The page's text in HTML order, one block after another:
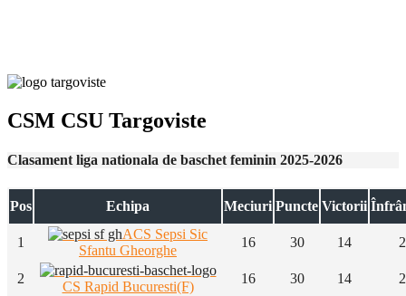
CSM CSU Targoviste
Clasament liga nationala de baschet feminin 2025-2026
Pos Echipa Meciuri Puncte Victorii
1
ACS Sepsi Sic
Sfantu Gheorghe
16 30 14 2
2
CS Rapid Bucuresti(F)
16 30 14 2